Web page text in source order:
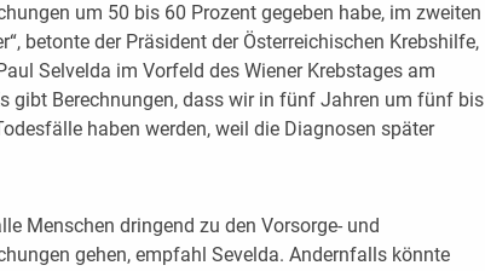
um 50 bis 60 Prozent gegeben habe, im zweiten
betonte der Präsident der Österreichischen Krebshilfe,
Selvelda im Vorfeld des Wiener Krebstages am
gibt Berechnungen, dass wir in fünf Jahren um fünf bis
haben werden, weil die Diagnosen später
Menschen dringend zu den Vorsorge- und
gehen, empfahl Sevelda. Andernfalls könnte